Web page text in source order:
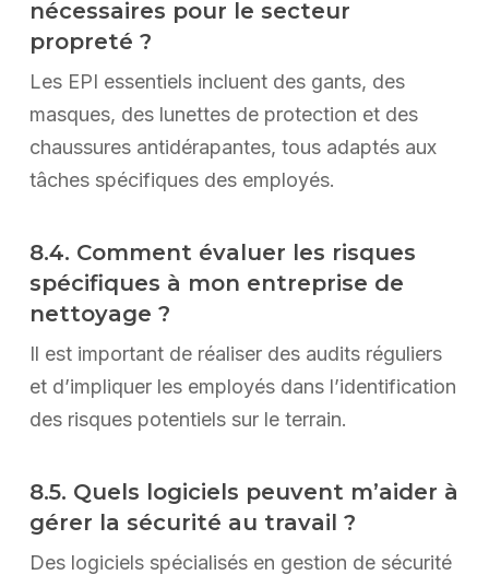
nécessaires pour le secteur
propreté ?
Les EPI essentiels incluent des gants, des
masques, des lunettes de protection et des
chaussures antidérapantes, tous adaptés aux
tâches spécifiques des employés.
8.4. Comment évaluer les risques
spécifiques à mon entreprise de
nettoyage ?
Il est important de réaliser des audits réguliers
et d’impliquer les employés dans l’identification
des risques potentiels sur le terrain.
8.5. Quels logiciels peuvent m’aider à
gérer la sécurité au travail ?
Des logiciels spécialisés en gestion de sécurité